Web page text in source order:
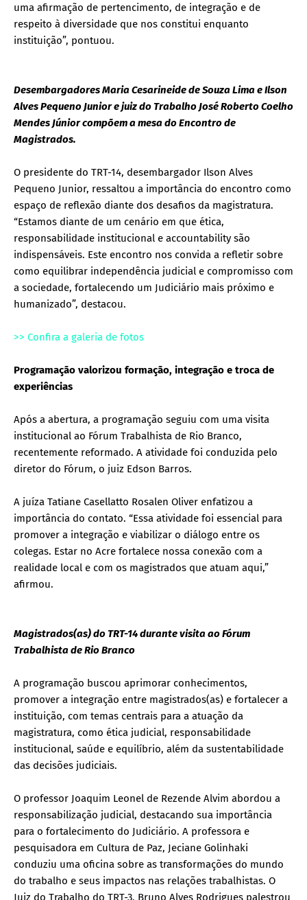
uma afirmação de pertencimento, de integração e de
respeito à diversidade que nos constitui enquanto
instituição”, pontuou.
Desembargadores Maria Cesarineide de Souza Lima e Ilson
Alves Pequeno Junior e juiz do Trabalho José Roberto Coelho
Mendes Júnior compõem a mesa do Encontro de
Magistrados.
O presidente do TRT-14, desembargador Ilson Alves
Pequeno Junior, ressaltou a importância do encontro como
espaço de reflexão diante dos desafios da magistratura.
“Estamos diante de um cenário em que ética,
responsabilidade institucional e accountability são
indispensáveis. Este encontro nos convida a refletir sobre
como equilibrar independência judicial e compromisso com
a sociedade, fortalecendo um Judiciário mais próximo e
humanizado”, destacou.
>> Confira a galeria de fotos
Programação valorizou formação, integração e troca de
experiências
Após a abertura, a programação seguiu com uma visita
institucional ao Fórum Trabalhista de Rio Branco,
recentemente reformado. A atividade foi conduzida pelo
diretor do Fórum, o juiz Edson Barros.
A juíza Tatiane Casellatto Rosalen Oliver enfatizou a
importância do contato. “Essa atividade foi essencial para
promover a integração e viabilizar o diálogo entre os
colegas. Estar no Acre fortalece nossa conexão com a
realidade local e com os magistrados que atuam aqui,”
afirmou.
Magistrados(as) do TRT-14 durante visita ao Fórum
Trabalhista de Rio Branco
A programação buscou aprimorar conhecimentos,
promover a integração entre magistrados(as) e fortalecer a
instituição, com temas centrais para a atuação da
magistratura, como ética judicial, responsabilidade
institucional, saúde e equilíbrio, além da sustentabilidade
das decisões judiciais.
O professor Joaquim Leonel de Rezende Alvim abordou a
responsabilização judicial, destacando sua importância
para o fortalecimento do Judiciário. A professora e
pesquisadora em Cultura de Paz, Jeciane Golinhaki
conduziu uma oficina sobre as transformações do mundo
do trabalho e seus impactos nas relações trabalhistas. O
Juiz do Trabalho do TRT-3, Bruno Alves Rodrigues palestrou